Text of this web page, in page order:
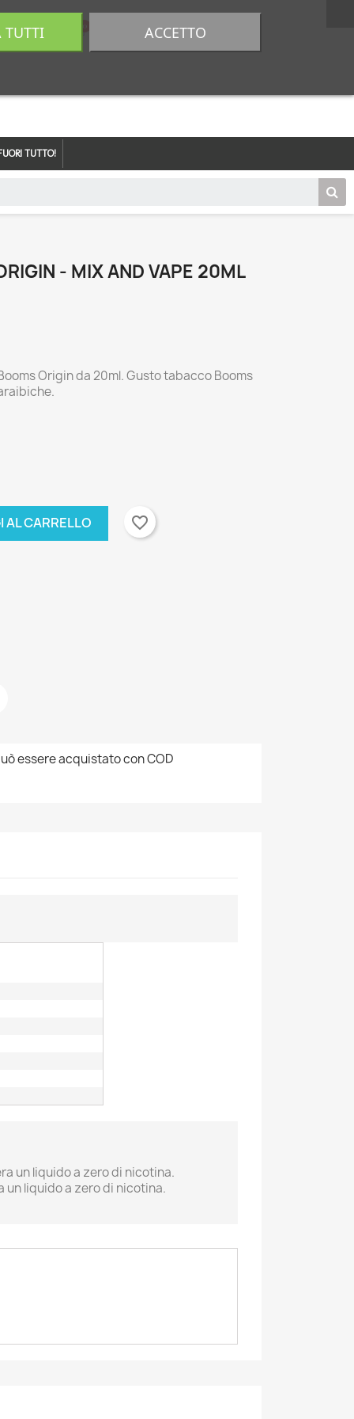
×
×
×
0,00 €
TUTTO!
- MIX AND VAPE 20ML
Origin da 20ml. Gusto tabacco Booms
AL CARRELLO favorite_border
essere acquistato con COD
un liquido a zero di nicotina.
un liquido a zero di nicotina.
TUTTI ACCETTO